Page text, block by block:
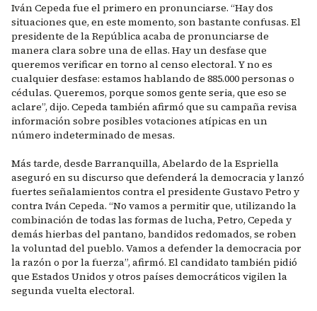
Iván Cepeda fue el primero en pronunciarse. “Hay dos
situaciones que, en este momento, son bastante confusas. El
presidente de la República acaba de pronunciarse de
manera clara sobre una de ellas. Hay un desfase que
queremos verificar en torno al censo electoral. Y no es
cualquier desfase: estamos hablando de 885.000 personas o
cédulas. Queremos, porque somos gente seria, que eso se
aclare”, dijo. Cepeda también afirmó que su campaña revisa
información sobre posibles votaciones atípicas en un
número indeterminado de mesas.
Más tarde, desde Barranquilla, Abelardo de la Espriella
aseguró en su discurso que defenderá la democracia y lanzó
fuertes señalamientos contra el presidente Gustavo Petro y
contra Iván Cepeda. “No vamos a permitir que, utilizando la
combinación de todas las formas de lucha, Petro, Cepeda y
demás hierbas del pantano, bandidos redomados, se roben
la voluntad del pueblo. Vamos a defender la democracia por
la razón o por la fuerza”, afirmó. El candidato también pidió
que Estados Unidos y otros países democráticos vigilen la
segunda vuelta electoral.